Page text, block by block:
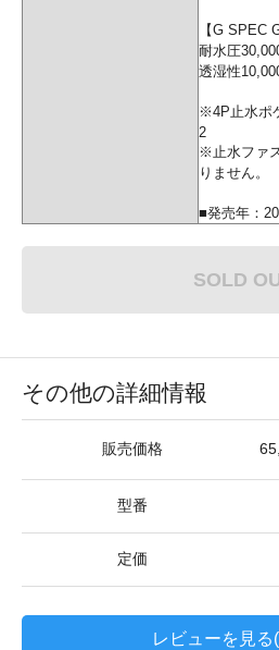
【G SPEC
耐水圧
透湿性
※4P止水ポ
2
※止水ファ
りません。
■発売年：
SOLD
その他の詳細情報
販売価格
型番
定価
レビューを見る